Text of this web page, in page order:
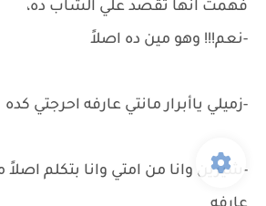
فهمت انها تقصد علي الشاب ده،
-نعم!!! وهو مين ده اصلاً
-زميلي ياأبرار مانتي عارفه احرجتي كده
-شيرين وانا من امتي وانا بتكلم